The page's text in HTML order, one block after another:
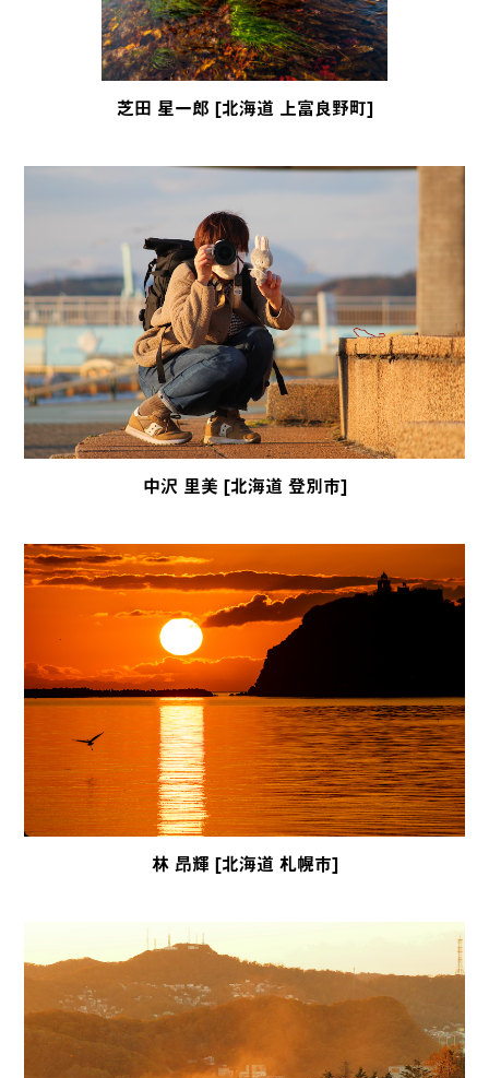
芝田 星一郎 [北海道 上富良野町]
中沢 里美 [北海道 登別市]
林 昂輝 [北海道 札幌市]